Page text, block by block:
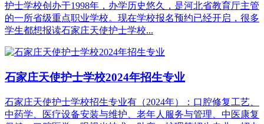
护士学校创办于1998年，办学历史悠久，是河北省教育厅主管
的一所省级重点职业学校。现在学校报名预约已经开启，很多
学生都想报读石家庄天使护士学校...
石家庄天使护士学校2024年招生专业
石家庄天使护士学校招生专业有（2024年）：口腔修复工艺、
中药学、医疗设备安装与维护、老年人服务与管理、中医康复